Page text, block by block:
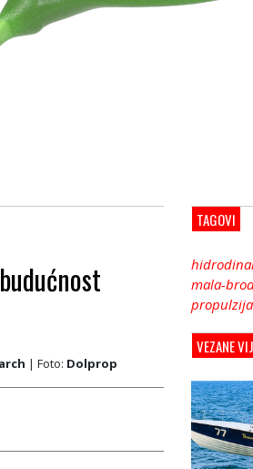
| Foto: Dolprop
TAGOVI
mala-
propulzija
VEZANE